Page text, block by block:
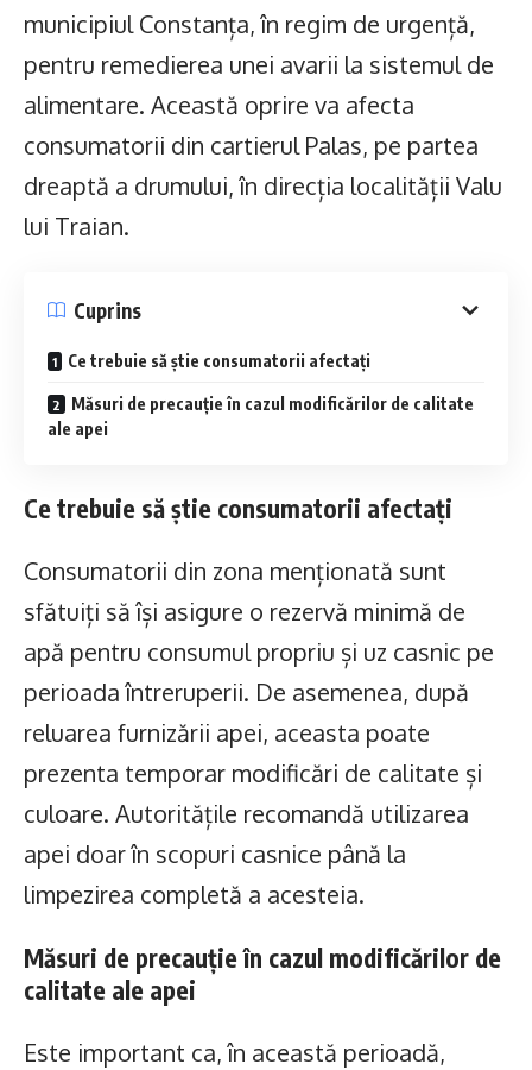
municipiul Constanța, în regim de urgență,
pentru remedierea unei avarii la sistemul de
alimentare. Această oprire va afecta
consumatorii din cartierul Palas, pe partea
dreaptă a drumului, în direcția localității Valu
lui Traian.
Cuprins
Ce trebuie să știe consumatorii afectați
Măsuri de precauție în cazul modificărilor de calitate
ale apei
Ce trebuie să știe consumatorii afectați
Consumatorii din zona menționată sunt
sfătuiți să își asigure o rezervă minimă de
apă pentru consumul propriu și uz casnic pe
perioada întreruperii. De asemenea, după
reluarea furnizării apei, aceasta poate
prezenta temporar modificări de calitate și
culoare. Autoritățile recomandă utilizarea
apei doar în scopuri casnice până la
limpezirea completă a acesteia.
Măsuri de precauție în cazul modificărilor de
calitate ale apei
Este important ca, în această perioadă,